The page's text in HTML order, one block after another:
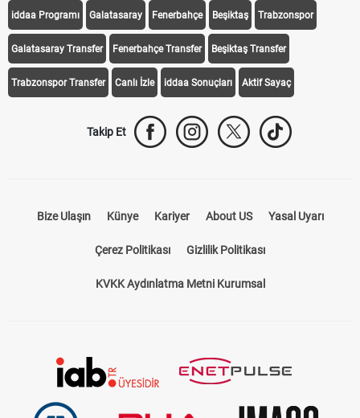
iddaa Programı Galatasaray Fenerbahçe Beşiktaş Trabzonspor
Galatasaray Transfer Fenerbahçe Transfer Beşiktaş Transfer
Trabzonspor Transfer Canlı İzle iddaa Sonuçları Aktif Sayaç
Takip Et
Bize Ulaşın Künye Kariyer About US Yasal Uyarı
Çerez Politikası Gizlilik Politikası
KVKK Aydınlatma Metni Kurumsal